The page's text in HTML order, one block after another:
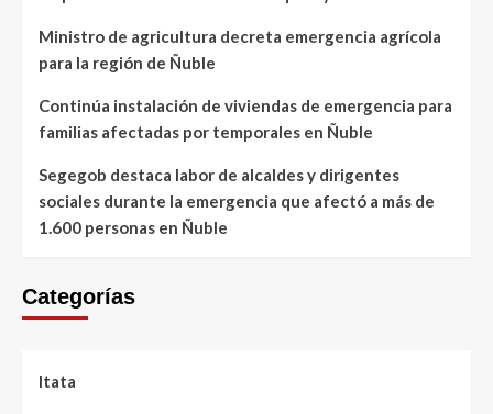
Ministro de agricultura decreta emergencia agrícola
para la región de Ñuble
Continúa instalación de viviendas de emergencia para
familias afectadas por temporales en Ñuble
Segegob destaca labor de alcaldes y dirigentes
sociales durante la emergencia que afectó a más de
1.600 personas en Ñuble
Categorías
Itata